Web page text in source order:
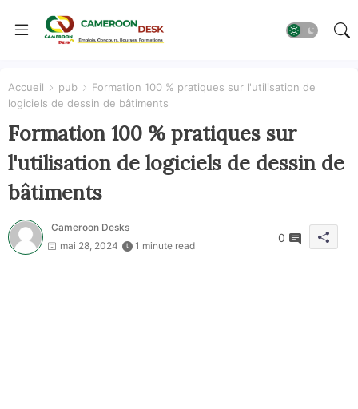
Accueil pub
Formation 100 % pratiques sur l'utilisation de
logiciels de dessin de bâtiments
Formation 100 % pratiques sur
l'utilisation de logiciels de dessin de
bâtiments
Cameroon Desks
mai 28, 2024
1 minute read
0